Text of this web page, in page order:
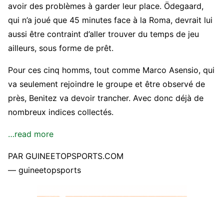
avoir des problèmes à garder leur place. Ödegaard,
qui n’a joué que 45 minutes face à la Roma, devrait lui
aussi être contraint d’aller trouver du temps de jeu
ailleurs, sous forme de prêt.
Pour ces cinq homms, tout comme Marco Asensio, qui
va seulement rejoindre le groupe et être observé de
près, Benitez va devoir trancher. Avec donc déjà de
nombreux indices collectés.
…read more
PAR GUINEETOPSPORTS.COM
— guineetopsports